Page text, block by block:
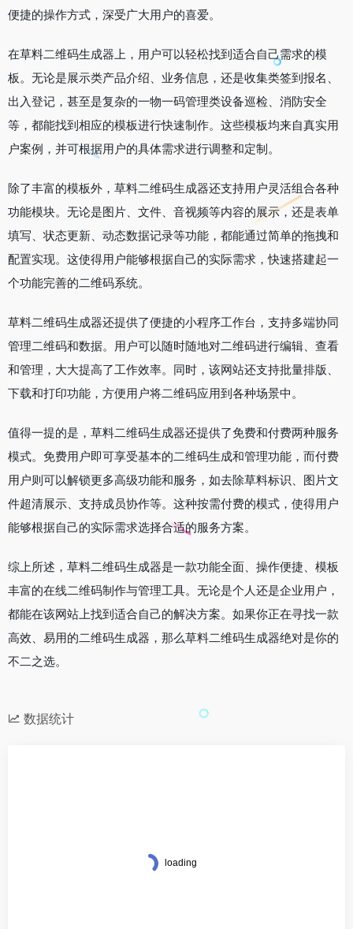
便捷的操作方式，深受广大用户的喜爱。
在草料二维码生成器上，用户可以轻松找到适合自己需求的模
板。无论是展示类产品介绍、业务信息，还是收集类签到报名、
出入登记，甚至是复杂的一物一码管理类设备巡检、消防安全
等，都能找到相应的模板进行快速制作。这些模板均来自真实用
户案例，并可根据用户的具体需求进行调整和定制。
除了丰富的模板外，草料二维码生成器还支持用户灵活组合各种
功能模块。无论是图片、文件、音视频等内容的展示，还是表单
填写、状态更新、动态数据记录等功能，都能通过简单的拖拽和
配置实现。这使得用户能够根据自己的实际需求，快速搭建起一
个功能完善的二维码系统。
草料二维码生成器还提供了便捷的小程序工作台，支持多端协同
管理二维码和数据。用户可以随时随地对二维码进行编辑、查看
和管理，大大提高了工作效率。同时，该网站还支持批量排版、
下载和打印功能，方便用户将二维码应用到各种场景中。
值得一提的是，草料二维码生成器还提供了免费和付费两种服务
模式。免费用户即可享受基本的二维码生成和管理功能，而付费
用户则可以解锁更多高级功能和服务，如去除草料标识、图片文
件超清展示、支持成员协作等。这种按需付费的模式，使得用户
能够根据自己的实际需求选择合适的服务方案。
综上所述，草料二维码生成器是一款功能全面、操作便捷、模板
丰富的在线二维码制作与管理工具。无论是个人还是企业用户，
都能在该网站上找到适合自己的解决方案。如果你正在寻找一款
高效、易用的二维码生成器，那么草料二维码生成器绝对是你的
不二之选。
数据统计